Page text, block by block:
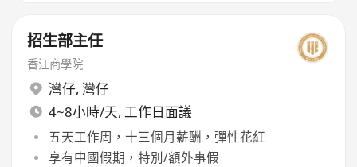
招生部主任
香江商學院
灣仔, 灣仔
4~8小時/天, 工作日面議
五天工作周，十三個月薪酬，彈性花紅
享有中國假期，特別/額外事假